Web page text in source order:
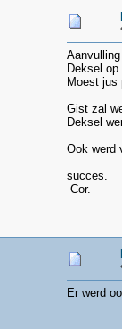
Deksel
Moest jus
Gist zal
Deksel
Ook werd
succes.
Cor.
Er werd